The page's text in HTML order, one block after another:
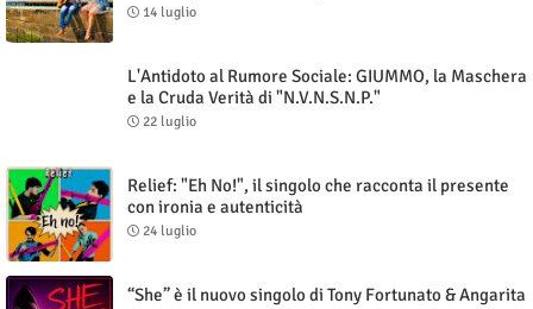
14 luglio
L'Antidoto al Rumore Sociale: GIUMMO, la Maschera
e la Cruda Verità di "N.V.N.S.N.P."
22 luglio
Relief: "Eh No!", il singolo che racconta il presente
con ironia e autenticità
24 luglio
“She” è il nuovo singolo di Tony Fortunato & Angarita